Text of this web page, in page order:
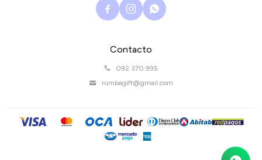
Contacto
092 370 995
rumbagift@gmail.com
  